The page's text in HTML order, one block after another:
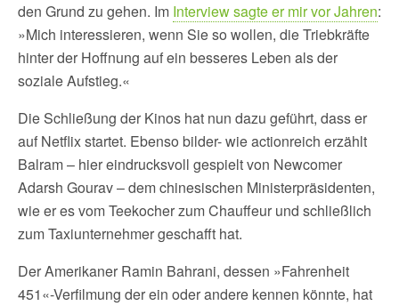
den Grund zu gehen. Im Interview sagte er mir vor Jahren:
»Mich interessieren, wenn Sie so wollen, die Triebkräfte
hinter der Hoffnung auf ein besseres Leben als der
soziale Aufstieg.«
Die Schließung der Kinos hat nun dazu geführt, dass er
auf Netflix startet. Ebenso bilder- wie actionreich erzählt
Balram – hier eindrucksvoll gespielt von Newcomer
Adarsh Gourav – dem chinesischen Ministerpräsidenten,
wie er es vom Teekocher zum Chauffeur und schließlich
zum Taxiunternehmer geschafft hat.
Der Amerikaner Ramin Bahrani, dessen »Fahrenheit
451«-Verfilmung der ein oder andere kennen könnte, hat